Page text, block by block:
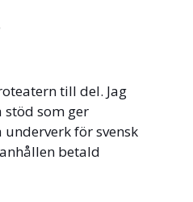
till del. Jag
som ger
för svensk
betald